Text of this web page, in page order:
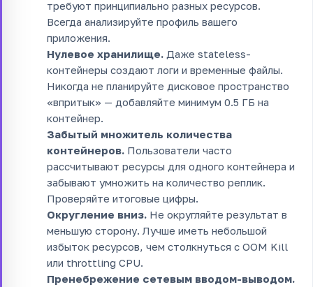
требуют принципиально разных ресурсов.
Всегда анализируйте профиль вашего
приложения.
Нулевое хранилище. Даже stateless-
контейнеры создают логи и временные файлы.
Никогда не планируйте дисковое пространство
«впритык» — добавляйте минимум 0.5 ГБ на
контейнер.
Забытый множитель количества
контейнеров. Пользователи часто
рассчитывают ресурсы для одного контейнера и
забывают умножить на количество реплик.
Проверяйте итоговые цифры.
Округление вниз. Не округляйте результат в
меньшую сторону. Лучше иметь небольшой
избыток ресурсов, чем столкнуться с OOM Kill
или throttling CPU.
Пренебрежение сетевым вводом-выводом.